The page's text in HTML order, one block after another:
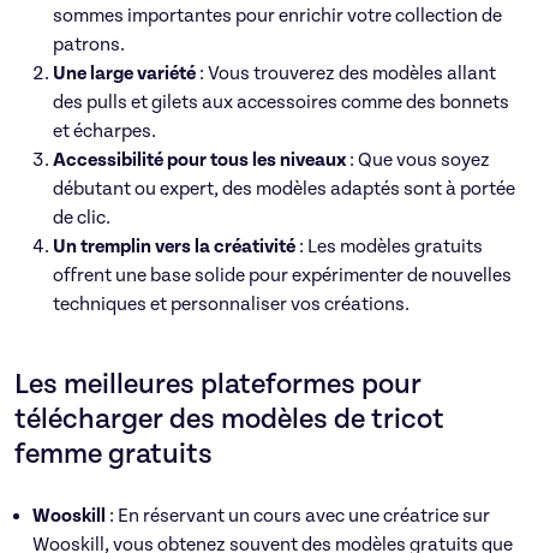
sommes importantes pour enrichir votre collection de
patrons.
Une large variété : Vous trouverez des modèles allant
des pulls et gilets aux accessoires comme des bonnets
et écharpes.
Accessibilité pour tous les niveaux: Que vous soyez
débutant ou expert, des modèles adaptés sont à portée
de clic.
Un tremplin vers la créativité : Les modèles gratuits
offrent une base solide pour expérimenter de nouvelles
techniques et personnaliser vos créations.
Les meilleures plateformes pour
télécharger des modèles de tricot
femme gratuits
Wooskill : En réservant un cours avec une créatrice sur
Wooskill, vous obtenez souvent des modèles gratuits que